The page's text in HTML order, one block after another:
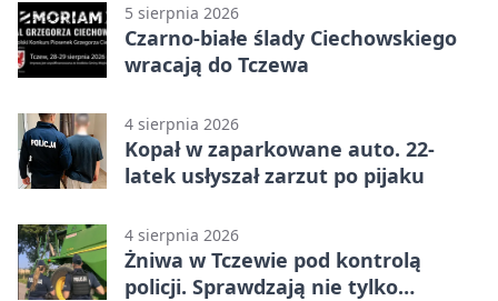
5 sierpnia 2026
Czarno-białe ślady Ciechowskiego
wracają do Tczewa
4 sierpnia 2026
Kopał w zaparkowane auto. 22-
latek usłyszał zarzut po pijaku
4 sierpnia 2026
Żniwa w Tczewie pod kontrolą
policji. Sprawdzają nie tylko